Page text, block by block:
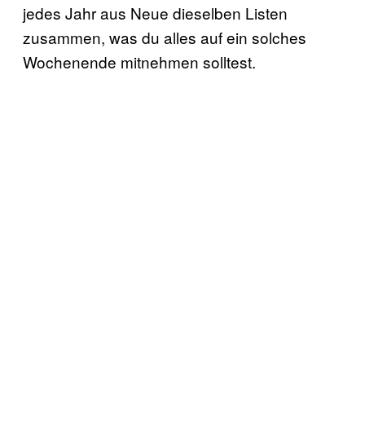
jedes Jahr aus Neue dieselben Listen
zusammen, was du alles auf ein solches
Wochenende mitnehmen solltest.